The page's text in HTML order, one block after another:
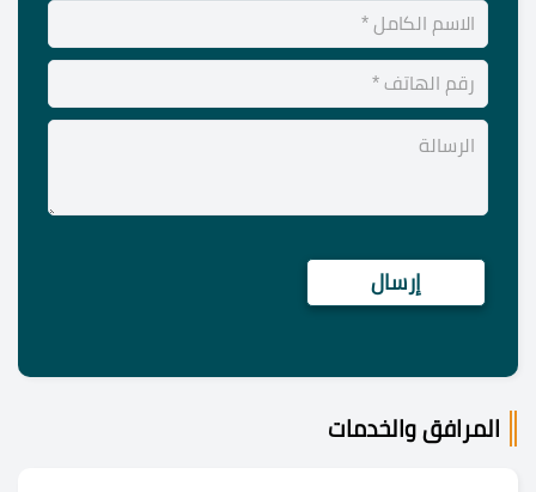
المرافق والخدمات